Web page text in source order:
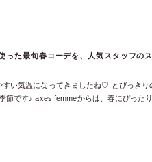
た最旬春コーデを、人気スタッフの
すい気温になってきましたね♡ とびっきり
節です♪ axes femmeからは、春にぴった
ースされています。 ということで今回は
を、人気スタッフのスタイリングでご紹介